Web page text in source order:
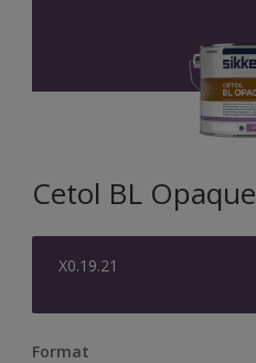
Cetol BL Opaque
X0.19.21
Format